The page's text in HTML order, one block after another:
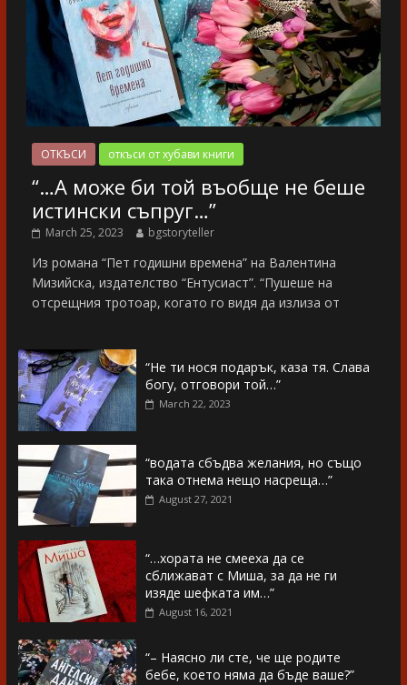
ОТКЪСИ откъси от хубави книги
“…А може би той въобще не беше
истински съпруг…”
March 25, 2023 bgstoryteller
Из романа “Пет годишни времена” на Валентина
Мизийска, издателство “Ентусиаст”. “Пушеше на
отсрещния тротоар, когато го видя да излиза от
“Не ти нося подарък, каза тя. Слава
богу, отговори той…”
March 22, 2023
“водата сбъдва желания, но също
така отнема нещо насреща…”
August 27, 2021
“…хората не смееха да се
сближават с Миша, за да не ги
изяде шефката им…”
August 16, 2021
“– Наясно ли сте, че ще родите
бебе, което няма да бъде ваше?”